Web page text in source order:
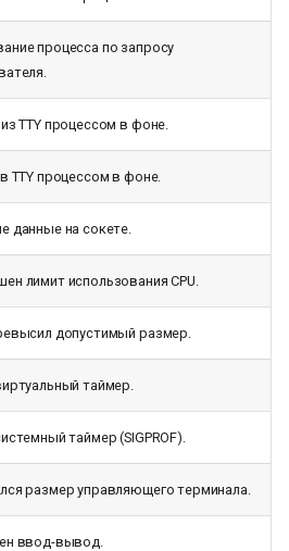
процесса по запросу
TTY процессом в фоне.
TTY процессом в фоне.
данные на сокете.
лимит использования CPU.
допустимый размер.
таймер.
таймер (SIGPROF).
размер управляющего терминала.
ввод-вывод.